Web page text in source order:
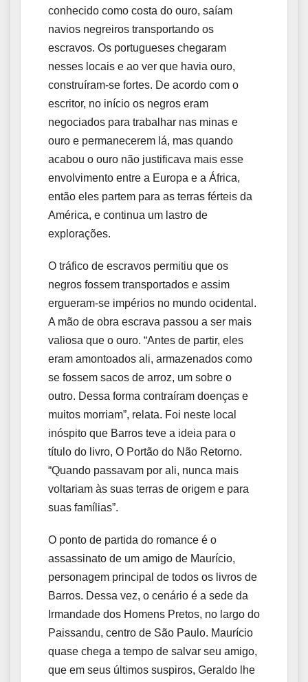
conhecido como costa do ouro, saíam
navios negreiros transportando os
escravos. Os portugueses chegaram
nesses locais e ao ver que havia ouro,
construíram-se fortes. De acordo com o
escritor, no início os negros eram
negociados para trabalhar nas minas e
ouro e permanecerem lá, mas quando
acabou o ouro não justificava mais esse
envolvimento entre a Europa e a África,
então eles partem para as terras férteis da
América, e continua um lastro de
explorações.
O tráfico de escravos permitiu que os
negros fossem transportados e assim
ergueram-se impérios no mundo ocidental.
A mão de obra escrava passou a ser mais
valiosa que o ouro. “Antes de partir, eles
eram amontoados ali, armazenados como
se fossem sacos de arroz, um sobre o
outro. Dessa forma contraíram doenças e
muitos morriam”, relata. Foi neste local
inóspito que Barros teve a ideia para o
título do livro, O Portão do Não Retorno.
“Quando passavam por ali, nunca mais
voltariam às suas terras de origem e para
suas famílias”.
O ponto de partida do romance é o
assassinato de um amigo de Maurício,
personagem principal de todos os livros de
Barros. Dessa vez, o cenário é a sede da
Irmandade dos Homens Pretos, no largo do
Paissandu, centro de São Paulo. Maurício
quase chega a tempo de salvar seu amigo,
que em seus últimos suspiros, Geraldo lhe